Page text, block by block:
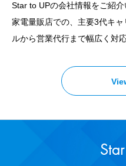
Star to UPの会社情報をご紹介
家電量販店での、主要3代キ
ルから営業代行まで幅広く対
Star to UPのお問い合わせ・
家電量販店での、主要3代キ
ルから営業代行に関するお悩
Star to UPは、以下のとおり
保護の仕組みを構築し、全従
と取組みを徹底させることに